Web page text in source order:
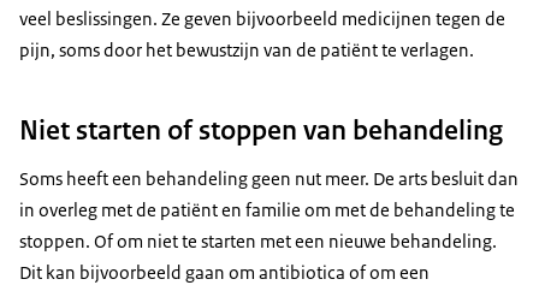
veel beslissingen. Ze geven bijvoorbeeld medicijnen tegen de
pijn, soms door het bewustzijn van de patiënt te verlagen.
Niet starten of stoppen van behandeling
Soms heeft een behandeling geen nut meer. De arts besluit dan
in overleg met de patiënt en familie om met de behandeling te
stoppen. Of om niet te starten met een nieuwe behandeling.
Dit kan bijvoorbeeld gaan om antibiotica of om een